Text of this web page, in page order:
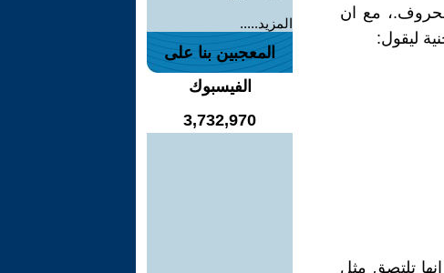
مع ان
ليقول:
تلتصق مثل
المزيد.....
المعجبين بنا على
الفيسبوك
3,732,970